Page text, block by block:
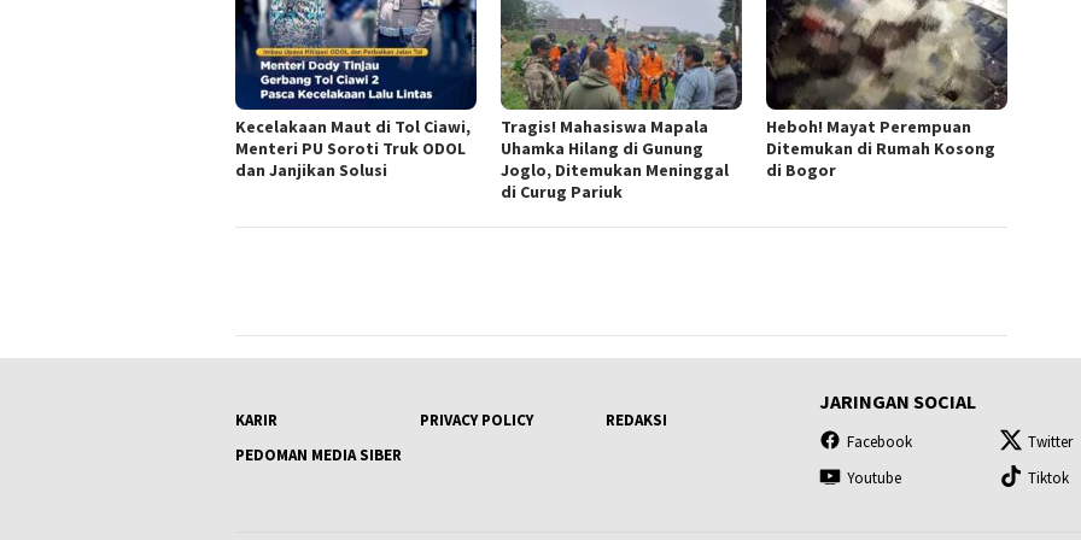
Kecelakaan Maut di Tol Ciawi,
Menteri PU Soroti Truk ODOL
dan Janjikan Solusi
Tragis! Mahasiswa Mapala
Uhamka Hilang di Gunung
Joglo, Ditemukan Meninggal
di Curug Pariuk
Heboh! Mayat Perempuan
Ditemukan di Rumah Kosong
di Bogor
KARIR PRIVACY POLICY
REDAKSI
PEDOMAN MEDIA SIBER
JARINGAN SOCIAL
Facebook Twitter
Youtube
Tiktok